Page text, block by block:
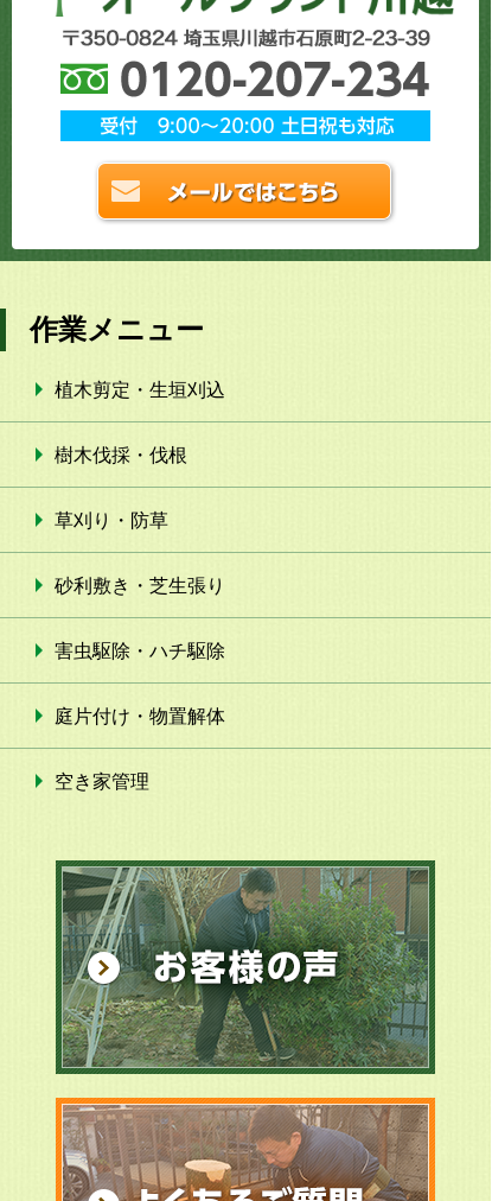
作業メニュー
植木剪定・生垣刈込
樹木伐採・伐根
草刈り・防草
砂利敷き・芝生張り
害虫駆除・ハチ駆除
庭片付け・物置解体
空き家管理